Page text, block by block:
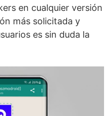
en cualquier versión
más solicitada y
es sin duda la